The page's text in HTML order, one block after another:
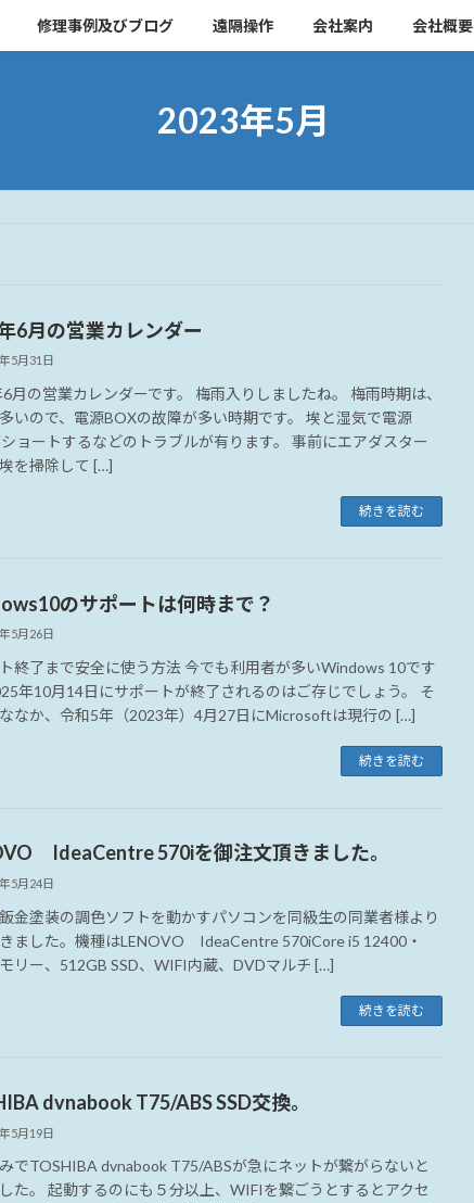
修理事例及びブログ 遠隔操作 会社案内 会社概要
2023年5月
6月の営業カレンダー
5月31日
月の営業カレンダーです。 梅雨入りしましたね。 梅雨時期は、
いので、電源BOXの故障が多い時期です。 埃と湿気で電源
ョートするなどのトラブルが有ります。 事前にエアダスター
を掃除して […]
続きを読む
のサポートは何時まで？
5月26日
終了まで安全に使う方法 今でも利用者が多いWindows 10です
年10月14日にサポートが終了されるのはご存じでしょう。 そ
なか、令和5年（2023年）4月27日にMicrosoftは現行の […]
続きを読む
IdeaCentre 570iを御注文頂きました。
5月24日
金塗装の調色ソフトを動かすパソコンを同級生の同業者様より
ました。機種はLENOVO IdeaCentre 570iCore i5 12400・
リー、512GB SSD、WIFI内蔵、DVDマルチ […]
続きを読む
dvnabook T75/ABS SSD交換。
5月19日
でTOSHIBA dvnabook T75/ABSが急にネットが繋がらないと
た。 起動するのにも５分以上、WIFIを繋ごうとするとアクセ